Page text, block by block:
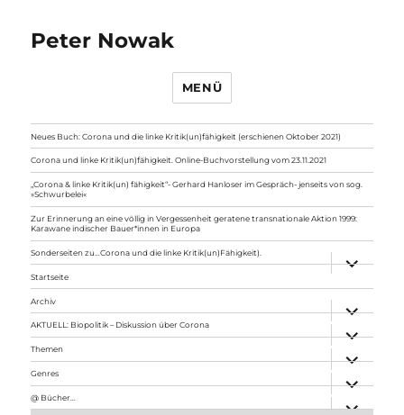
Peter Nowak
MENÜ
Neues Buch: Corona und die linke Kritik(un)fähigkeit (erschienen Oktober 2021)
Corona und linke Kritik(un)fähigkeit. Online-Buchvorstellung vom 23.11.2021
„Corona & linke Kritik(un) fähigkeit“- Gerhard Hanloser im Gespräch- jenseits von sog.
»Schwurbelei«
Zur Erinnerung an eine völlig in Vergessenheit geratene transnationale Aktion 1999:
Karawane indischer Bauer*innen in Europa
Sonderseiten zu…Corona und die linke Kritik(un)Fähigkeit).
anzeigen
Startseite
Archiv
anzeigen
AKTUELL: Biopolitik – Diskussion über Corona
anzeigen
Themen
anzeigen
Genres
anzeigen
@ Bücher…